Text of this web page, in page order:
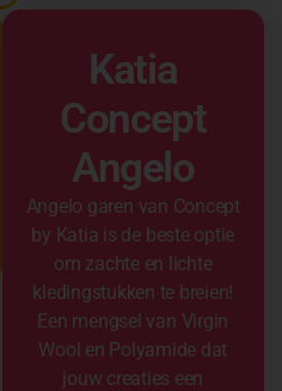
Katia
Concept
Angelo
Angelo garen van Concept
by Katia is de beste optie
om zachte en lichte
kledingstukken te breien!
Een mengsel van Virgin
Wool en Polyamide dat
jouw creaties een